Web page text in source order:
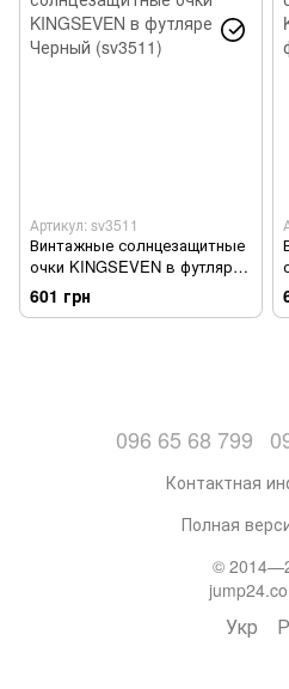
Артикул: sv3511
Винтажные солнцезащитные
очки KINGSEVEN в футляре
Черный (sv3511)
601 грн
096 65 68 799
Контактная
Полная
©
Укр